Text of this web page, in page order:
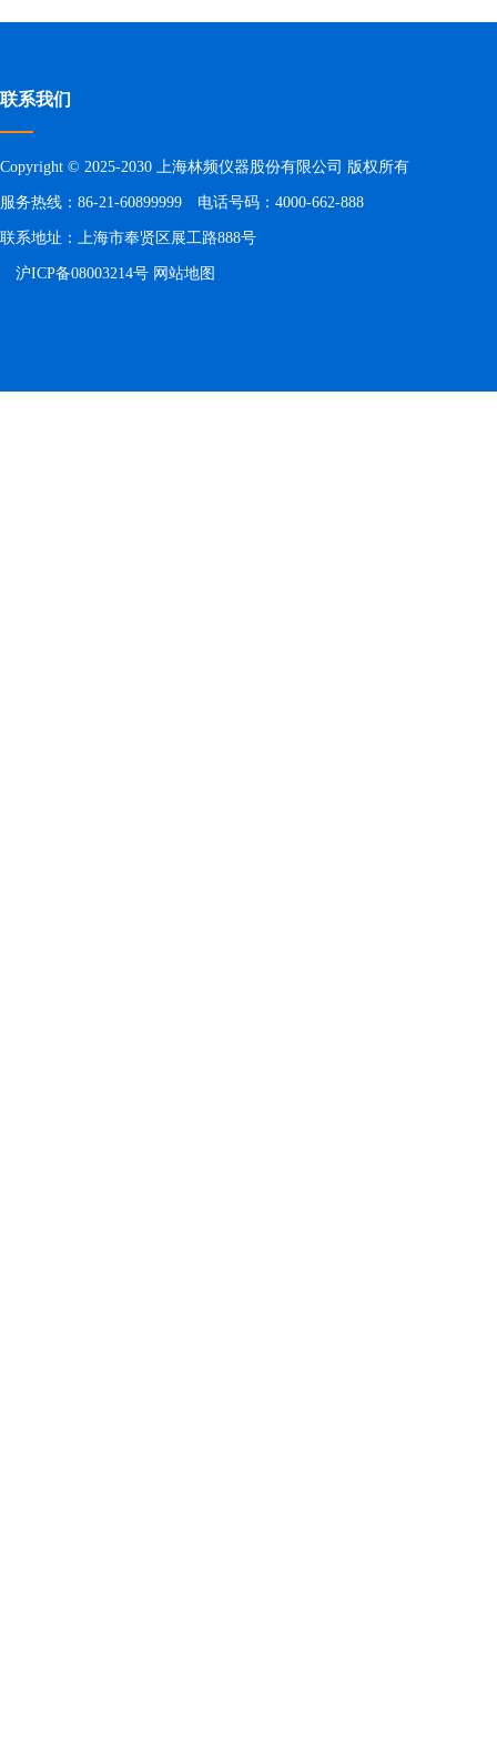
联系我们
Copyright © 2025-2030 上海林频仪器股份有限公司 版权所有
服务热线：86-21-60899999 电话号码：4000-662-888
联系地址：上海市奉贤区展工路888号
沪ICP备08003214号 网站地图